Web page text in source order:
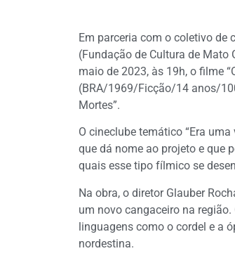
Em parceria com o coletivo de
(Fundação de Cultura de Mato
maio de 2023, às 19h, o filme
(BRA/1969/Ficção/14 anos/
Mortes”.
O cineclube temático “Era
que dá nome ao projeto e que
quais esse tipo fílmico se
Na obra, o diretor Glauber
um novo cangaceiro na
linguagens como o cordel e a
nordestina.